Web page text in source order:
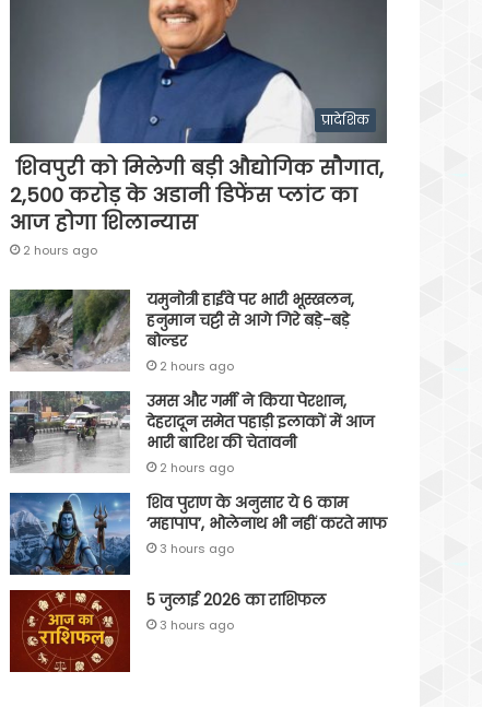
प्रादेशिक
शिवपुरी को मिलेगी बड़ी औद्योगिक सौगात,
2,500 करोड़ के अडानी डिफेंस प्लांट का
आज होगा शिलान्यास
2 hours ago
यमुनोत्री हाईवे पर भारी भूस्खलन,
हनुमान चट्टी से आगे गिरे बड़े-बड़े
बोल्डर
2 hours ago
उमस और गर्मी ने किया पेरशान,
देहरादून समेत पहाड़ी इलाकों में आज
भारी बारिश की चेतावनी
2 hours ago
शिव पुराण के अनुसार ये 6 काम
‘महापाप’, भोलेनाथ भी नहीं करते माफ
3 hours ago
5 जुलाई 2026 का राशिफल
3 hours ago